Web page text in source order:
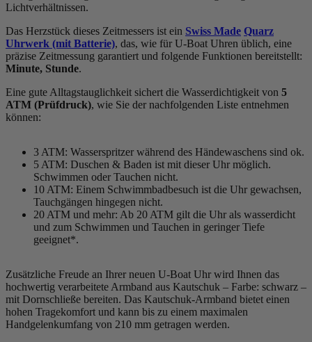
Lichtverhältnissen.
Das Herzstück dieses Zeitmessers ist ein Swiss Made Quarz
Uhrwerk (mit Batterie), das, wie für U-Boat Uhren üblich, eine
präzise Zeitmessung garantiert und folgende Funktionen bereitstellt:
Minute, Stunde.
Eine gute Alltagstauglichkeit sichert die Wasserdichtigkeit von 5
ATM (Prüfdruck), wie Sie der nachfolgenden Liste entnehmen
können:
3 ATM: Wasserspritzer während des Händewaschens sind ok.
5 ATM: Duschen & Baden ist mit dieser Uhr möglich.
Schwimmen oder Tauchen nicht.
10 ATM: Einem Schwimmbadbesuch ist die Uhr gewachsen,
Tauchgängen hingegen nicht.
20 ATM und mehr: Ab 20 ATM gilt die Uhr als wasserdicht
und zum Schwimmen und Tauchen in geringer Tiefe
geeignet*.
Zusätzliche Freude an Ihrer neuen U-Boat Uhr wird Ihnen das
hochwertig verarbeitete Armband aus Kautschuk – Farbe: schwarz –
mit Dornschließe bereiten. Das Kautschuk-Armband bietet einen
hohen Tragekomfort und kann bis zu einem maximalen
Handgelenkumfang von 210 mm getragen werden.